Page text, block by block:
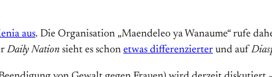
aus. Die Organisation „Maendeleo ya Wanaume“ rufe
Daily Nation sieht es schon etwas differenzierter und auf